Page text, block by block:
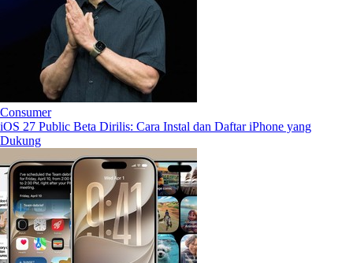
Consumer
iOS 27 Public Beta Dirilis: Cara Instal dan Daftar iPhone yang
Dukung